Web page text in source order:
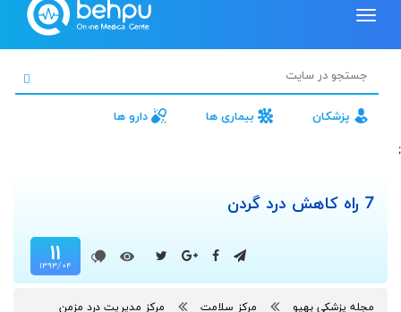
Toggle
پزشکان بیماری ها دارو ها
;
7 راه کاهش درد گردن
۱۱
۱۳۹۳/۰۴
مجله پزشکی بهپو مرکز سلامت
مرکز مدیریت درد مزمن